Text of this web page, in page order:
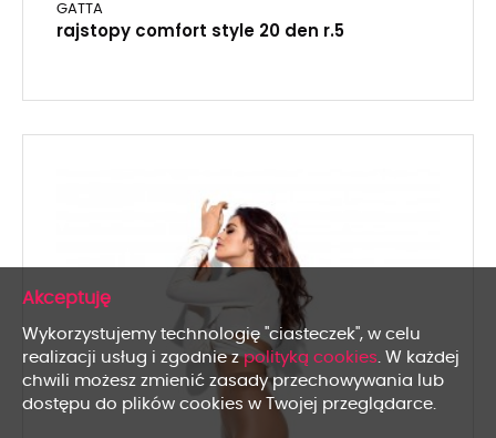
GATTA
rajstopy comfort style 20 den r.5
Wykorzystujemy technologię "ciasteczek", w celu
realizacji usług i zgodnie zpolityką cookies. W każdej
chwili możesz zmienić zasady przechowywania lub
dostępu do plików cookies w Twojej przeglądarce.